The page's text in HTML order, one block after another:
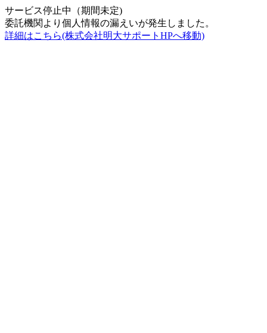
サービス停止中（期間未定)
委託機関より個人情報の漏えいが発生しました。
詳細はこちら(株式会社明大サポートHPへ移動)